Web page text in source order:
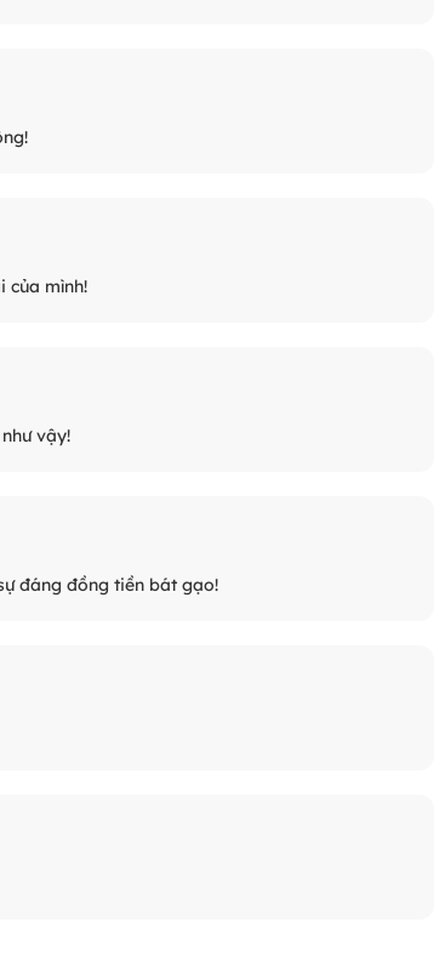
của mình!
vậy!
đáng đồng tiền bát gạo!